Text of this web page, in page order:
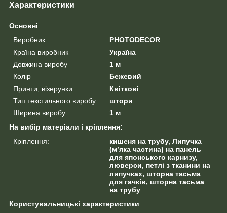
Характеристики
Основні
Виробник
PHOTODECOR
Країна виробник
Україна
Довжина виробу
1 м
Колір
Бежевий
Принти, візерунки
Квіткові
Тип текстильного виробу
штори
Ширина виробу
1 м
На вибір матеріали і кріплення:
Кріплення:
кишеня на трубу, Липучка
(м’яка частина) на панель
для японського карнизу,
люверси, петлі з тканини на
липучках, шторна тасьма
для гачків, шторна тасьма
на трубу
Користувальницькі характеристики